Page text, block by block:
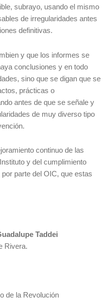
subrayo, usando el mismo
de irregularidades antes
definitivas.
y que los informes se
conclusiones y en todo
sino que se digan que se
prácticas o
antes de que se señale y
de muy diverso tipo
continuo de las
y del cumplimiento
parte del OIC, que estas
Taddei
Rivera.
de la Revolución